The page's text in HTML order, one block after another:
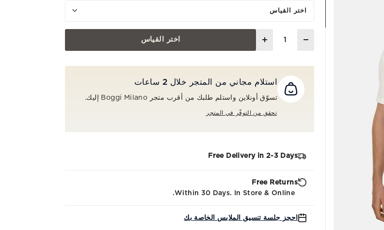
اختر القياس
اختر القياس
استلام مجاني من المتجر خلال 2 ساعات
تسوّق أونلاين واستلم طلبك من أقرب متجر Boggi Milano إليك.
تحقق من التوفّر في المتجر
Free Delivery in 2-3 Days
Free Returns
Within 30 Days. In Store & Online.
احجز جلسة تنسيق الملابس الخاصة بك